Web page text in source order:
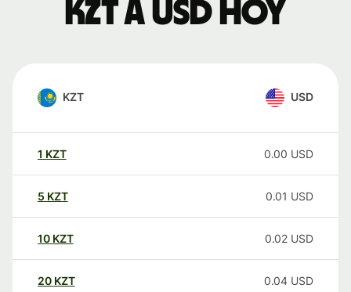
KZT a USD hoy
KZT USD
1 KZT 0.00 USD
5 KZT 0.01 USD
10 KZT 0.02 USD
20 KZT 0.04 USD